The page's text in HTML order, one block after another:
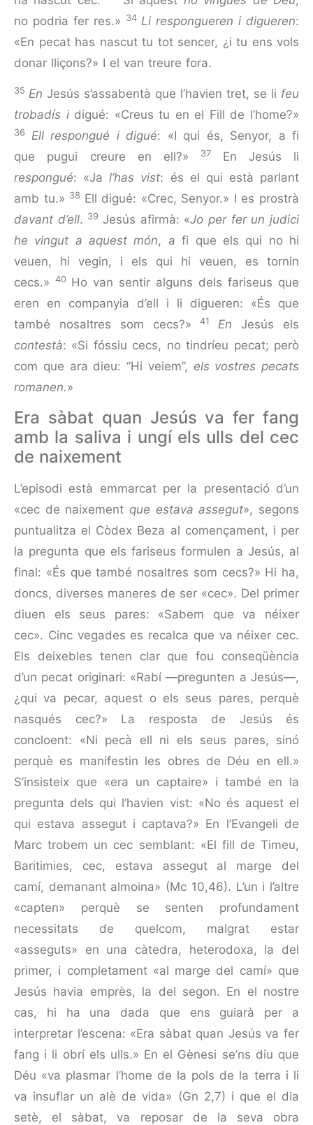
no podria fer res.» 34 Li respongueren i digueren:
«En pecat has nascut tu tot sencer, ¿i tu ens vols
donar lliçons?» I el van treure fora.
35 En Jesús s’assabentà que l’havien tret, se li feu
trobadís idigué: «Creus tu en el Fill de l’home?»
36 Ell respongué i digué: «I qui és, Senyor, a fi
que pugui creure en ell?»
37 En Jesús li
respongué: «Jal’has vist: és el qui està parlant
amb tu.» 38 Ell digué: «Crec, Senyor.» I es prostrà
davant d’ell. 39 Jesús afirmà: «Jo per fer un judici
he vingut a aquest món, a fi que els qui no hi
veuen, hi vegin, i els qui hi veuen, es tornin
cecs.» 40 Ho van sentir alguns dels fariseus que
eren en companyia d’ell i li digueren: «És que
també nosaltres som cecs?»41 En Jesús els
contestà: «Si fóssiu cecs, no tindríeu pecat; però
com que ara dieu: “Hi veiem”, els vostres pecats
romanen.»
Era sàbat quan Jesús va fer fang
amb la saliva i ungí els ulls del cec
de naixement
L’episodi està emmarcat per la presentació d’un
«cec de naixement que estava assegut», segons
puntualitza el Còdex Beza al començament, i per
la pregunta que els fariseus formulen a Jesús, al
final: «És que també nosaltres som cecs?» Hi ha,
doncs, diverses maneres de ser «cec». Del primer
diuen els seus pares: «Sabem que va néixer
cec». Cinc vegades es recalca que va néixer cec.
Els deixe­bles tenen clar que fou conseqüència
d’un pecat originari: «Rabí —pre­gunten a Jesús—,
¿qui va pecar, aquest o els seus pa­res, perquè
nasqués cec?» La resposta de Jesús és
concloent: «Ni pecà ell ni els seus pares, sinó
perquè es manifestin les obres de Déu en ell.»
S’insisteix que «era un captaire» i també en la
pregunta dels qui l’havien vist: «No és aquest el
qui estava assegut i captava?» En l’Evangeli de
Marc trobem un cec semblant: «El fill de Timeu,
Baritimies, cec, estava assegut al marge del
camí, demanant almoina» (Mc 10,46). L’un i l’altre
«capten» perquè se senten profundament
necessitats de quelcom, malgrat estar
«asseguts» en una càtedra, heterodoxa, la del
primer, i comple­tament «al marge del camí» que
Jesús havia emprès, la del segon. En el nostre
cas, hi ha una dada que ens guiarà per a
interpretar l’escena: «Era sàbat quan Jesús va fer
fang i li obrí els ulls.» En el Gènesi se’ns diu que
Déu «va plasmar l’home de la pols de la terra i li
va insu­flar un alè de vida» (Gn 2,7) i que el dia
setè, el sàbat, va reposar de la seva obra